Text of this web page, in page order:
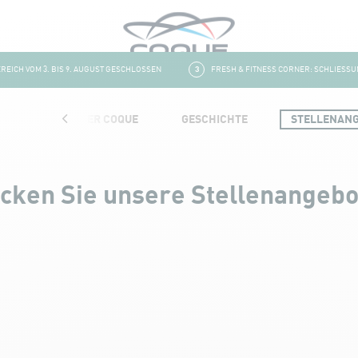
VOM 3. BIS 9. AUGUST GESCHLOSSEN 3 FRESH & FITNESS CORNER:
AUFBAU DER COQUE GESCHICHTE
Sie unsere